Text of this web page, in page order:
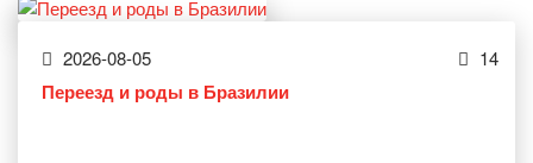
2026-08-05 14
Переезд и роды в Бразилии